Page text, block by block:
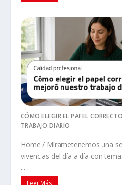
CÓMO ELEGIR EL PAPEL
TRABAJO DIARIO
Home / Mírametenemos una
vivencias del día a día con
...
Leer Más